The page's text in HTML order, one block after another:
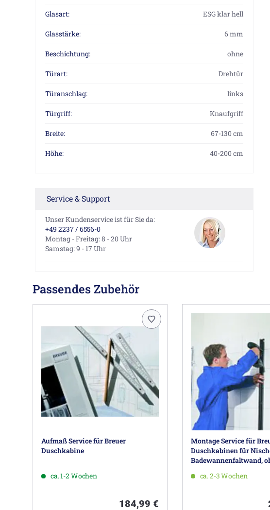
Glasart: ESG klar hell
Glasstärke: 6 mm
Beschichtung: ohne
Türart: Drehtür
Türanschlag: links
Türgriff: Knaufgriff
Breite: 67-130 cm
Höhe: 40-200 cm
Service & Support
Unser Kundenservice ist für Sie da:
+49 2237 / 6556-0
Montag - Freitag: 8 - 20 Uhr
Samstag: 9 - 17 Uhr
Passendes Zubehör
Aufmaß Service für Breuer
Duschkabine
ca. 1-2 Wochen
184,99 €
Montage Service für
Duschkabinen für
Badewannenfaltwand,
ca. 2-3 Wochen